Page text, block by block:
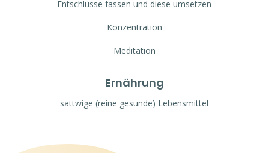
Entschlüsse fassen und diese umsetzen
Konzentration
Meditation
Ernährung
sattwige (reine gesunde) Lebensmittel